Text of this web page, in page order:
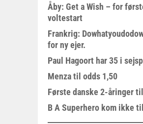
Åby: Get a Wish – for
voltestart
Frankrig:
for ny ejer.
Paul Hagoort har 35 i
Menza til odds 1,50
Første danske 2-åringer
B A Superhero kom ikke